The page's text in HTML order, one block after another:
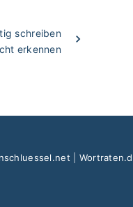
schreiben
erkennen